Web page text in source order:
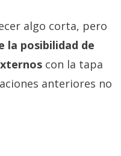
algo corta, pero
la posibilidad de
con la tapa
anteriores no